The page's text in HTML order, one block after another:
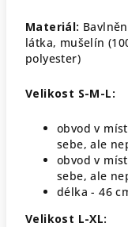
Materiál:
látka, mušelín
polyester)
Velikost S-M-L:
obvod v
sebe, ale
obvod v
sebe, ale
délka - 46
Velikost L-XL: